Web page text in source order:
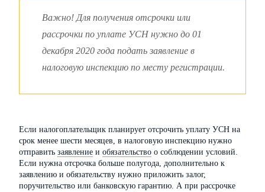
Важно! Для получения отсрочки или
рассрочки по уплате УСН нужно до 01
декабря 2020 года подать заявление в
налоговую инспекцию по месту регистрации.
Если налогоплательщик планирует отсрочить уплату УСН на
срок менее шести месяцев, в налоговую инспекцию нужно
отправить заявление и обязательство о соблюдении условий.
Если нужна отсрочка больше полугода, дополнительно к
заявлению и обязательству нужно приложить залог,
поручительство или банковскую гарантию. А при рассрочке